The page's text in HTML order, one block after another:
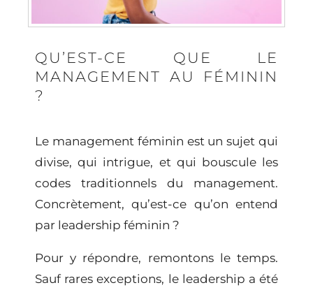
QU’EST-CE QUE LE
MANAGEMENT AU FÉMININ
?
Le management féminin est un sujet qui
divise, qui intrigue, et qui bouscule les
codes traditionnels du management.
Concrètement, qu’est-ce qu’on entend
par leadership féminin ?
Pour y répondre, remontons le temps.
Sauf rares exceptions, le leadership a été